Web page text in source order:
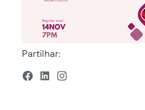
Partilhar: